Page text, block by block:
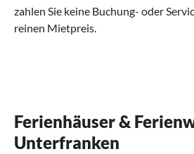
zahlen Sie keine Buchung- oder
reinen Mietpreis.
Ferienhäuser &
Unterfranken